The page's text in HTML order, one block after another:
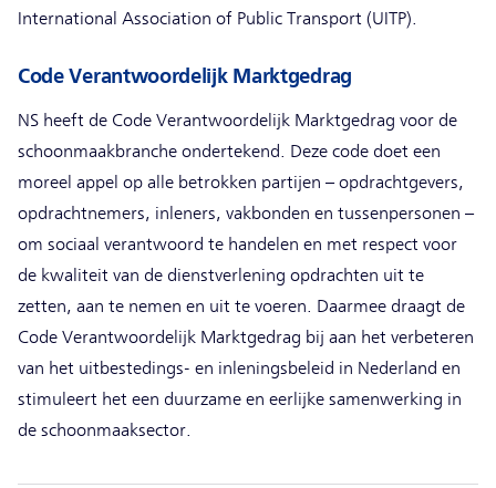
International Association of Public Transport (UITP).
Code Verantwoordelijk Marktgedrag
NS heeft de Code Verantwoordelijk Marktgedrag voor de
schoonmaakbranche ondertekend. Deze code doet een
moreel appel op alle betrokken partijen – opdrachtgevers,
opdrachtnemers, inleners, vakbonden en tussenpersonen –
om sociaal verantwoord te handelen en met respect voor
de kwaliteit van de dienstverlening opdrachten uit te
zetten, aan te nemen en uit te voeren. Daarmee draagt de
Code Verantwoordelijk Marktgedrag bij aan het verbeteren
van het uitbestedings- en inleningsbeleid in Nederland en
stimuleert het een duurzame en eerlijke samenwerking in
de schoonmaaksector.